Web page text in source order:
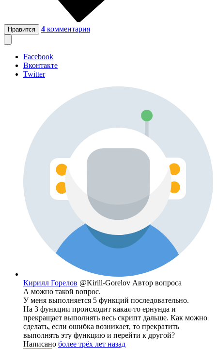
Нравится 4 комментария
Facebook
Вконтакте
Twitter
Кирилл Горелов @Kirill-Gorelov Автор вопроса
А можно такой вопрос.
У меня выполняется 5 функций последовательно.
На 3 функции происходит какая-то ернунда и
прекращает выполнять весь скрипт дальше. Как можно
сделать, если ошибка возникает, то прекратить
выполнять эту функцию и перейти к другой?
Написано более трёх лет назад